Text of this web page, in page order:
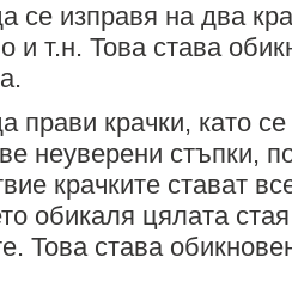
се изправя на два
и т.н. Това става
прави крачки, като
неуверени стъпки,
крачките стават
обикаля цялата
Това става